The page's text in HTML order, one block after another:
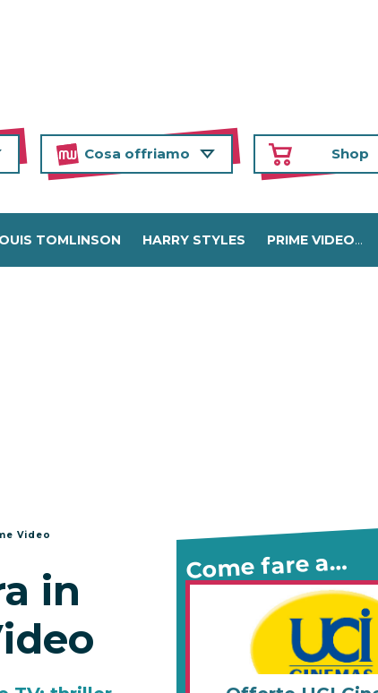
Cosa offriamo Shop
TOMLINSON HARRY STYLES PRIME VIDEO
Video
in
Come fare a…